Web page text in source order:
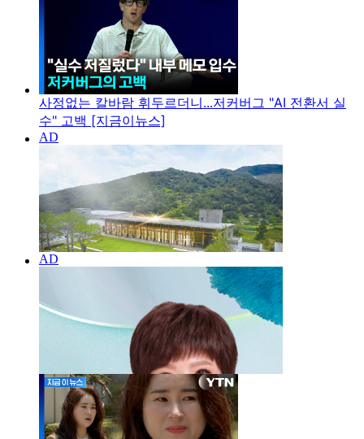
사정없는 칼바람 휘두르더니...저커버그 "AI 전환서 실
수" 고백 [지금이뉴스]